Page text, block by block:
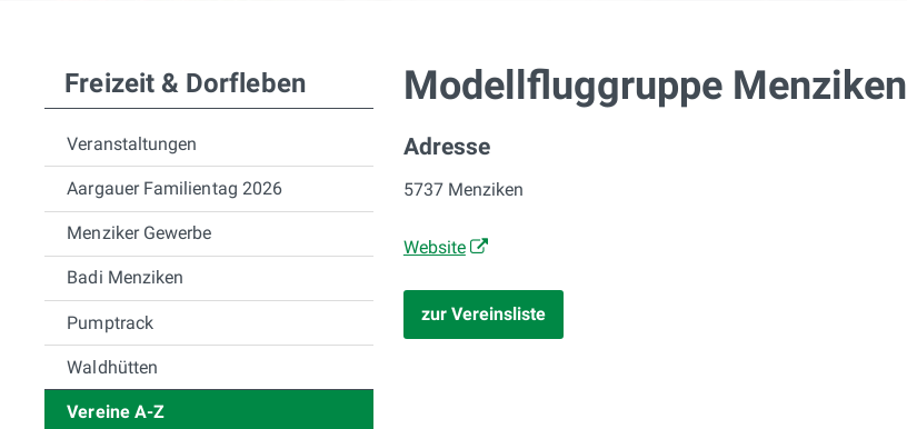
Subnavigation
Freizeit & Dorfleben
Veranstaltungen
Aargauer Familientag 2026
Menziker Gewerbe
Badi Menziken
Pumptrack
Waldhütten
Vereine A-Z
Modellfluggruppe Menziken
Adresse
5737 Menziken
Website
zur Vereinsliste